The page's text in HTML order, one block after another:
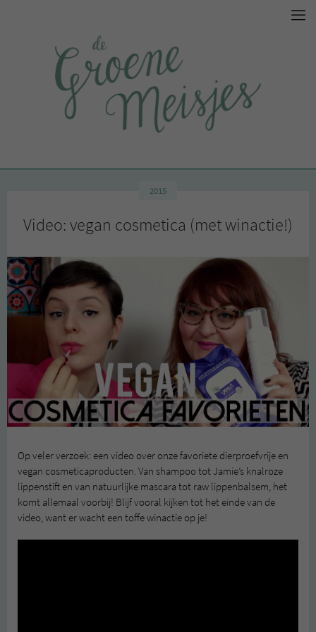
2015
Video: vegan cosmetica (met winactie!)
Op veler verzoek: een video over onze favoriete dierproefvrije en
vegan cosmeticaproducten. Van shampoo tot Jamie’s knalroze
lippenstift en van natuurlijke mascara tot raw lippenbalsem, het
komt allemaal voorbij! Blijf vooral kijken tot het einde van de
video, want er wacht een toffe winactie op je!